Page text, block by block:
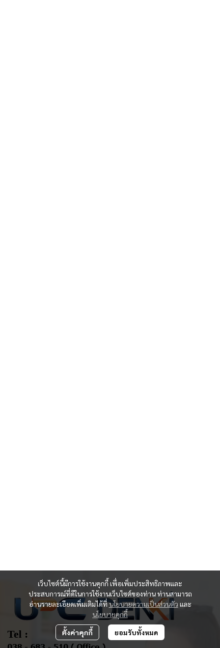
เว็บไซต์นี้มีการใช้งานคุกกี้ เพื่อเพิ่มประสิทธิภาพและ
ประสบการณ์ที่ดีในการใช้งานเว็บไซต์ของท่าน ท่านสามารถ
อ่านรายละเอียดเพิ่มเติมได้ที่นโยบายความเป็นส่วนตัว และ
นโยบายคุกกี้
ตั้งค่าคุกกี้ ยอมรับทั้งหมด
Tel :
038 - 683 - 510 ( Office )
086 - 337 - 9879 ( คุณกองทิพย์ )
083 - 091 - 5657 ( คุณสุขุม )
Email :
Support@uproduction.co.th